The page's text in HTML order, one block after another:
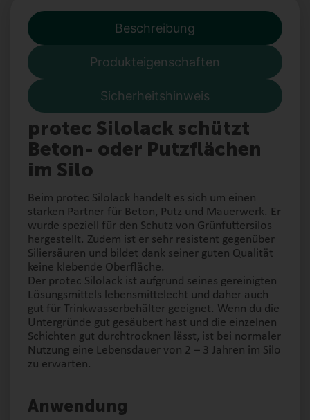
Beschreibung
Produkteigenschaften
Sicherheitshinweis
protec Silolack schützt
Beton- oder Putzflächen
im Silo
Beim protec Silolack handelt es sich um einen
starken Partner für Beton, Putz und Mauerwerk. Er
wurde speziell für den Schutz von Grünfuttersilos
hergestellt. Zudem ist er sehr resistent gegenüber
Siliersäuren und bildet dank seiner guten Qualität
keine klebende Oberfläche.
Der protec Silolack ist aufgrund seines gereinigten
Lösungsmittels lebensmittelecht und daher auch
gut für Trinkwasserbehälter geeignet. Wenn du die
Untergründe gut gesäubert hast und die einzelnen
Schichten gut durchtrocknen lässt, ist bei normaler
Nutzung eine Lebensdauer von 2 – 3 Jahren im Silo
zu erwarten.
Anwendung